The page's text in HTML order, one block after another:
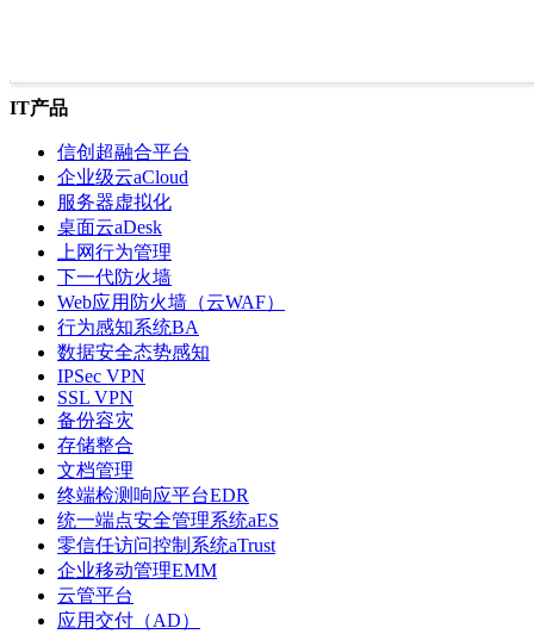
IT产品
信创超融合平台
企业级云aCloud
服务器虚拟化
桌面云aDesk
上网行为管理
下一代防火墙
Web应用防火墙（云WAF）
行为感知系统BA
数据安全态势感知
IPSec VPN
SSL VPN
备份容灾
存储整合
文档管理
终端检测响应平台EDR
统一端点安全管理系统aES
零信任访问控制系统aTrust
企业移动管理EMM
云管平台
应用交付（AD）